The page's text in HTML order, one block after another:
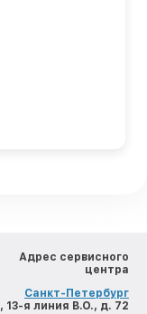
Адрес сервисного
центра
Санкт-Петербург
, 13-я линия В.О., д. 72